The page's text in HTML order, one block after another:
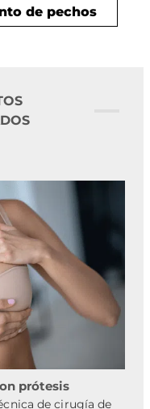
de pechos
prótesis
de cirugía de